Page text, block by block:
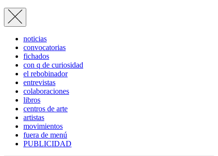
noticias
convocatorias
fichados
con q de curiosidad
el rebobinador
entrevistas
colaboraciones
libros
centros de arte
artistas
movimientos
fuera de menú
PUBLICIDAD